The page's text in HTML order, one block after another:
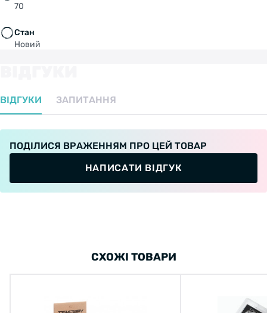
70
Стан
Новий
ВІДГУКИ ЗАПИТАННЯ
ПОДІЛИСЯ ВРАЖЕННЯМ ПРО ЦЕЙ ТОВАР
НАПИСАТИ ВІДГУК
СХОЖІ ТОВАРИ